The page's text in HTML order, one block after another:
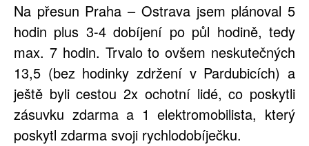
Na přesun Praha – Ostrava jsem plánoval 5
hodin plus 3-4 dobíjení po půl hodině, tedy
max. 7 hodin. Trvalo to ovšem neskutečných
13,5 (bez hodinky zdržení v Pardubicích) a
ještě byli cestou 2x ochotní lidé, co poskytli
zásuvku zdarma a 1 elektromobilista, který
poskytl zdarma svoji rychlodobíječku.